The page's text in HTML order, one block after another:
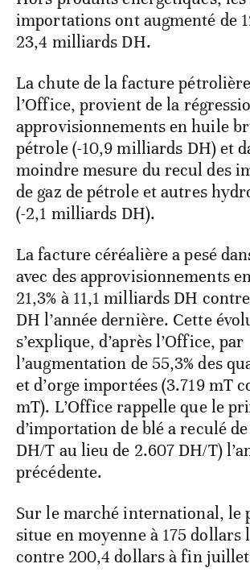
importations ont augmenté de
23,4 milliards DH.
La chute de la facture
l’Office, provient de la
approvisionnements en huile
pétrole (-10,9 milliards DH) et
moindre mesure du recul des
de gaz de pétrole et autres
(-2,1 milliards DH).
La facture céréalière a pesé
avec des approvisionnements
21,3% à 11,1 milliards DH
DH l’année dernière. Cette
s’explique, d’après l’Office, par
l’augmentation de 55,3% des
et d’orge importées (3.719 mT
mT). L’Office rappelle que le
d’importation de blé a reculé de
DH/T au lieu de 2.607 DH/T)
précédente.
Sur le marché international, le
situe en moyenne à 175 dollars
contre 200,4 dollars à fin juillet